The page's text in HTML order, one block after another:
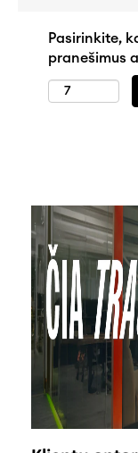
Pasirinkite,
pranešimus